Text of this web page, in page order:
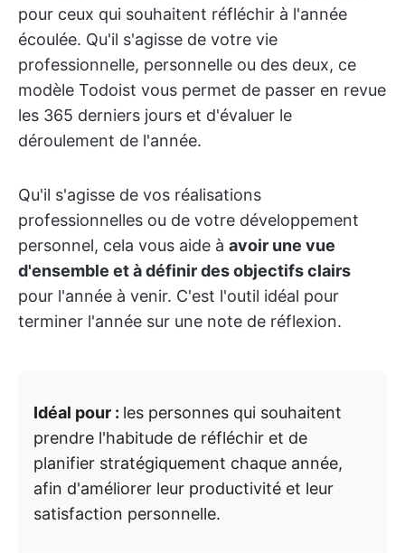
pour ceux qui souhaitent réfléchir à l'année
écoulée. Qu'il s'agisse de votre vie
professionnelle, personnelle ou des deux, ce
modèle Todoist vous permet de passer en revue
les 365 derniers jours et d'évaluer le
déroulement de l'année.
Qu'il s'agisse de vos réalisations
professionnelles ou de votre développement
personnel, cela vous aide à avoir une vue
d'ensemble et à définir des objectifs clairs
pour l'année à venir. C'est l'outil idéal pour
terminer l'année sur une note de réflexion.
Idéal pour : les personnes qui souhaitent
prendre l'habitude de réfléchir et de
planifier stratégiquement chaque année,
afin d'améliorer leur productivité et leur
satisfaction personnelle.